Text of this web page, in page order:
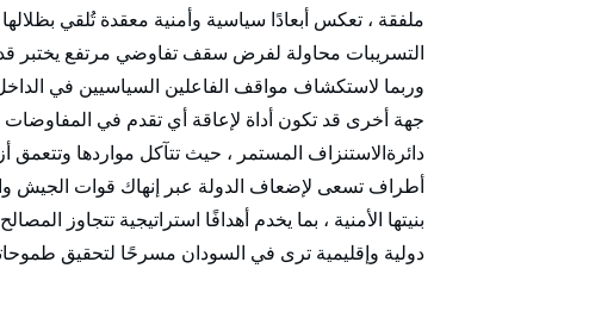
ملفقة ، تعكس أبعادًا سياسية وأمنية معقدة تُلقي
التسريبات محاولة لفرض سقف تفاوضي مرتفع يختبر
وربما لاستكشاف مواقف الفاعلين السياسيين في
جهة أخرى قد تكون أداة لإعاقة أي تقدم في المفاوضات
دائرةالاستنزاف المستمر ، حيث تتآكل مواردها
أطراف تسعى لإضعاف الدولة عبر إنهاك قوات الجيش
بنيتها الأمنية ، بما يخدم أهدافًا استراتيجية تتجاوز
دولية وإقليمية ترى في السودان مسرحًا لتحقيق